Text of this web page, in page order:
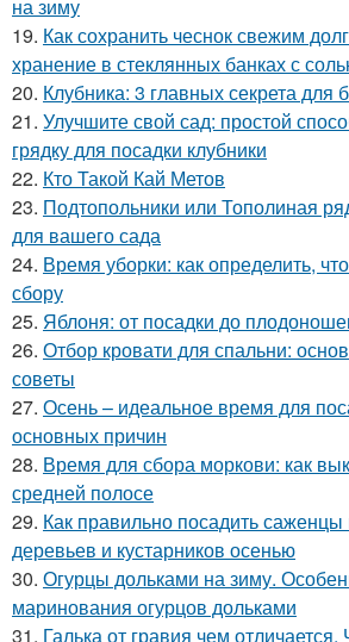
на зиму
19. Как сохранить чеснок свежим
хранение в стеклянных банках с
20. Клубника: 3 главных секрета для
21. Улучшите свой сад: простой
грядку для посадки клубники
22. Кто Такой Кай Метов
23. Подтопольники или Тополиная
для вашего сада
24. Время уборки: как определить,
сбору
25. Яблоня: от посадки до
26. Отбор кровати для спальни:
советы
27. Осень – идеальное время для
основных причин
28. Время для сбора моркови: как
средней полосе
29. Как правильно посадить
деревьев и кустарников осенью
30. Огурцы дольками на зиму.
маринования огурцов дольками
31. Галька от гравия чем